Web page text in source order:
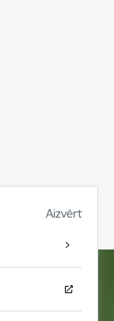
Aizvērt